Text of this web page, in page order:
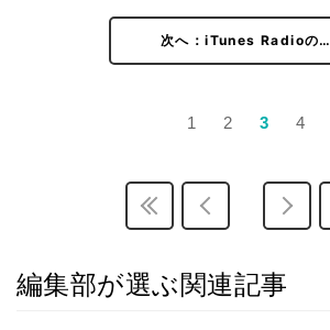
次へ：iTunes Radioの…
1 2 3 4
編集部が選ぶ関連記事